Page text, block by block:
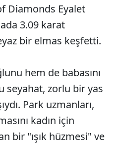
Diamonds Eyalet
3.09 karat
bir elmas keşfetti.
hem de babasını
seyahat, zorlu bir yas
Park uzmanları,
kadın için
bir "ışık hüzmesi" ve